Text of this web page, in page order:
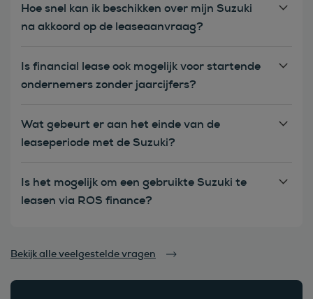
Hoe snel kan ik beschikken over mijn Suzuki
na akkoord op de leaseaanvraag?
Is financial lease ook mogelijk voor startende
ondernemers zonder jaarcijfers?
Wat gebeurt er aan het einde van de
leaseperiode met de Suzuki?
Is het mogelijk om een gebruikte Suzuki te
leasen via ROS finance?
Bekijk alle veelgestelde vragen